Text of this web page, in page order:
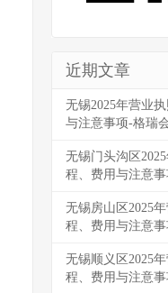
近期文章
无锡2025年营业
与注意事项-格瑞
无锡门头沟区
程、费用与注意
无锡房山区2025
程、费用与注意
无锡顺义区2025
程、费用与注意